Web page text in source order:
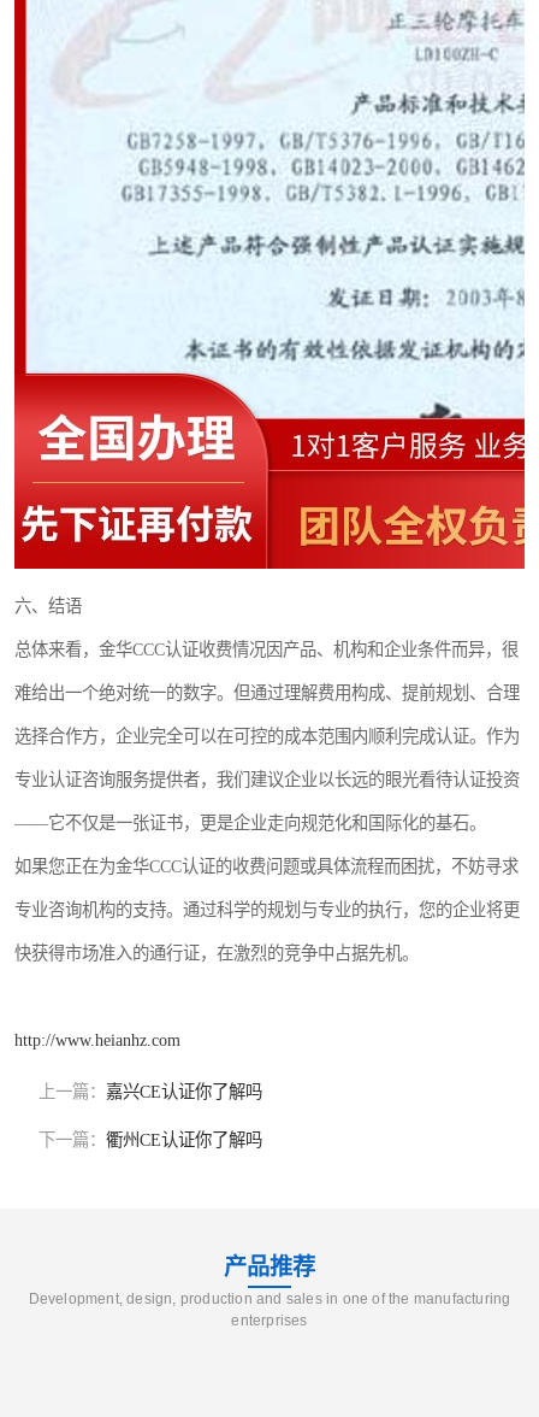
六、结语
总体来看，金华CCC认证收费情况因产品、机构和企业条件而异，很
难给出一个绝对统一的数字。但通过理解费用构成、提前规划、合理
选择合作方，企业完全可以在可控的成本范围内顺利完成认证。作为
专业认证咨询服务提供者，我们建议企业以长远的眼光看待认证投资
——它不仅是一张证书，更是企业走向规范化和国际化的基石。
如果您正在为金华CCC认证的收费问题或具体流程而困扰，不妨寻求
专业咨询机构的支持。通过科学的规划与专业的执行，您的企业将更
快获得市场准入的通行证，在激烈的竞争中占据先机。
http://www.heianhz.com
上一篇： 嘉兴CE认证你了解吗
下一篇： 衢州CE认证你了解吗
产品推荐
Development, design, production and sales in one of the manufacturing
enterprises